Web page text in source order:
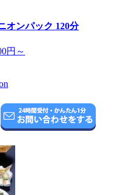
オンパック 120分
円～